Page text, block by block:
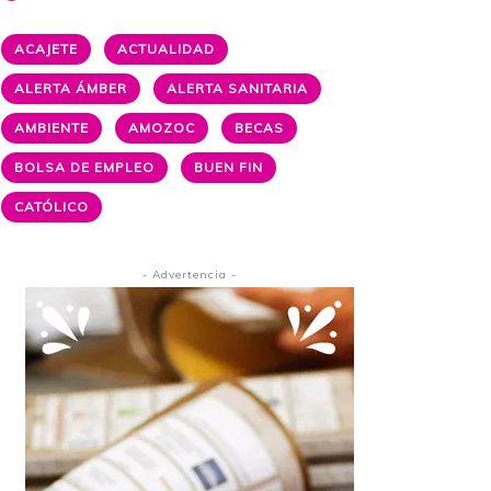
ACAJETE ACTUALIDAD
ALERTA ÁMBER ALERTA SANITARIA
AMBIENTE AMOZOC BECAS
BOLSA DE EMPLEO BUEN FIN
CATÓLICO
- Advertencia -